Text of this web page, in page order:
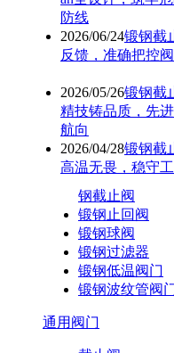
防线
2026/06/24锻钢截
反馈，准确把控
2026/05/26锻钢截
精技铸品质，先
航向
2026/04/28锻钢截
高温无畏，稳守
钢截止阀
锻钢止回阀
锻钢球阀
锻钢过滤器
锻钢低温阀门
锻钢波纹管阀
通用阀门